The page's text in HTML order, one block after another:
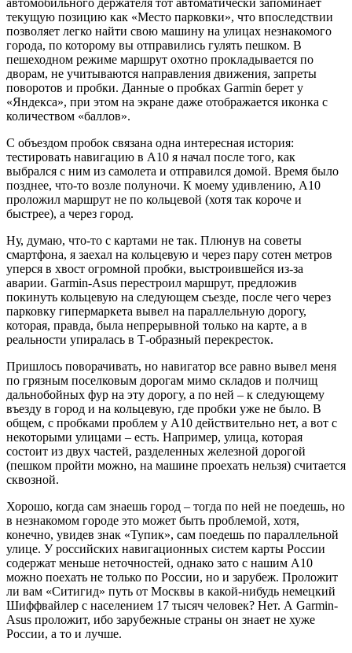
автомобильного держателя тот автоматически запоминает
текущую позицию как «Место парковки», что впоследствии
позволяет легко найти свою машину на улицах незнакомого
города, по которому вы отправились гулять пешком. В
пешеходном режиме маршрут охотно прокладывается по
дворам, не учитываются направления движения, запреты
поворотов и пробки. Данные о пробках Garmin берет у
«Яндекса», при этом на экране даже отображается иконка с
количеством «баллов».
С объездом пробок связана одна интересная история:
тестировать навигацию в A10 я начал после того, как
выбрался с ним из самолета и отправился домой. Время было
позднее, что-то возле полуночи. К моему удивлению, A10
проложил маршрут не по кольцевой (хотя так короче и
быстрее), а через город.
Ну, думаю, что-то с картами не так. Плюнув на советы
смартфона, я заехал на кольцевую и через пару сотен метров
уперся в хвост огромной пробки, выстроившейся из-за
аварии. Garmin-Asus перестроил маршрут, предложив
покинуть кольцевую на следующем съезде, после чего через
парковку гипермаркета вывел на параллельную дорогу,
которая, правда, была непрерывной только на карте, а в
реальности упиралась в Т-образный перекресток.
Пришлось поворачивать, но навигатор все равно вывел меня
по грязным поселковым дорогам мимо складов и полчищ
дальнобойных фур на эту дорогу, а по ней – к следующему
въезду в город и на кольцевую, где пробки уже не было. В
общем, с пробками проблем у A10 действительно нет, а вот с
некоторыми улицами – есть. Например, улица, которая
состоит из двух частей, разделенных железной дорогой
(пешком пройти можно, на машине проехать нельзя) считается
сквозной.
Хорошо, когда сам знаешь город – тогда по ней не поедешь, но
в незнакомом городе это может быть проблемой, хотя,
конечно, увидев знак «Тупик», сам поедешь по параллельной
улице. У российских навигационных систем карты России
содержат меньше неточностей, однако зато с нашим A10
можно поехать не только по России, но и зарубеж. Проложит
ли вам «Ситигид» путь от Москвы в какой-нибудь немецкий
Шиффвайлер с населением 17 тысяч человек? Нет. А Garmin-
Asus проложит, ибо зарубежные страны он знает не хуже
России, а то и лучше.